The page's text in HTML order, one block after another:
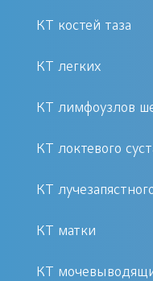
Единственным
диагностики
томографии
приема пищи и
КТ костей таза
КТ легких
КТ лимфоузлов
КТ локтевого
КТ
КТ матки
КТ